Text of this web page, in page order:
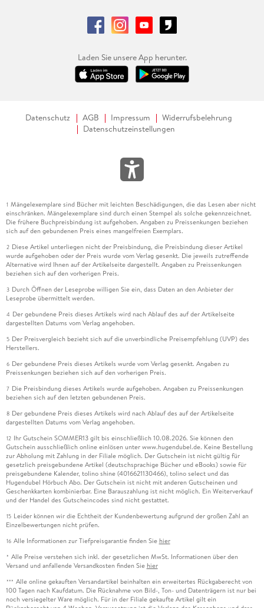
Laden Sie unsere App herunter.
Datenschutz AGB Impressum
Widerrufsbelehrung
Datenschutzeinstellungen
1 Mängelexemplare sind Bücher mit leichten Beschädigungen, die das Lesen aber nicht
einschränken. Mängelexemplare sind durch einen Stempel als solche gekennzeichnet.
Die frühere Buchpreisbindung ist aufgehoben. Angaben zu Preissenkungen beziehen
sich auf den gebundenen Preis eines mangelfreien Exemplars.
2 Diese Artikel unterliegen nicht der Preisbindung, die Preisbindung dieser Artikel
wurde aufgehoben oder der Preis wurde vom Verlag gesenkt. Die jeweils zutreffende
Alternative wird Ihnen auf der Artikelseite dargestellt. Angaben zu Preissenkungen
beziehen sich auf den vorherigen Preis.
3 Durch Öffnen der Leseprobe willigen Sie ein, dass Daten an den Anbieter der
Leseprobe übermittelt werden.
4 Der gebundene Preis dieses Artikels wird nach Ablauf des auf der Artikelseite
dargestellten Datums vom Verlag angehoben.
5 Der Preisvergleich bezieht sich auf die unverbindliche Preisempfehlung (UVP) des
Herstellers.
6 Der gebundene Preis dieses Artikels wurde vom Verlag gesenkt. Angaben zu
Preissenkungen beziehen sich auf den vorherigen Preis.
7 Die Preisbindung dieses Artikels wurde aufgehoben. Angaben zu Preissenkungen
beziehen sich auf den letzten gebundenen Preis.
8 Der gebundene Preis dieses Artikels wird nach Ablauf des auf der Artikelseite
dargestellten Datums vom Verlag angehoben.
12 Ihr Gutschein SOMMER13 gilt bis einschließlich 10.08.2026. Sie können den
Gutschein ausschließlich online einlösen unter www.hugendubel.de. Keine Bestellung
zur Abholung mit Zahlung in der Filiale möglich. Der Gutschein ist nicht gültig für
gesetzlich preisgebundene Artikel (deutschsprachige Bücher und eBooks) sowie für
preisgebundene Kalender, tolino shine (4016621130466), tolino select und das
Hugendubel Hörbuch Abo. Der Gutschein ist nicht mit anderen Gutscheinen und
Geschenkkarten kombinierbar. Eine Barauszahlung ist nicht möglich. Ein Weiterverkauf
und der Handel des Gutscheincodes sind nicht gestattet.
15 Leider können wir die Echtheit der Kundenbewertung aufgrund der großen Zahl an
Einzelbewertungen nicht prüfen.
16 Alle Informationen zur Tiefpreisgarantie finden Sie hier
* Alle Preise verstehen sich inkl. der gesetzlichen MwSt. Informationen über den
Versand und anfallende Versandkosten finden Sie hier
*** Alle online gekauften Versandartikel beinhalten ein erweitertes Rückgaberecht von
100 Tagen nach Kaufdatum. Die Rücknahme von Bild-, Ton- und Datenträgern ist nur bei
noch versiegelter Ware möglich. Für in der Filiale gekaufte Artikel gilt ein